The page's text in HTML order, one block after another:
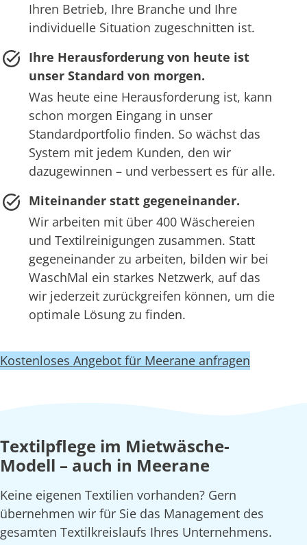
Ihren Betrieb, Ihre Branche und Ihre
individuelle Situation zugeschnitten ist.
Ihre Herausforderung von heute ist
unser Standard von morgen.
Was heute eine Herausforderung ist, kann
schon morgen Eingang in unser
Standardportfolio finden. So wächst das
System mit jedem Kunden, den wir
dazugewinnen – und verbessert es für alle.
Miteinander statt gegeneinander.
Wir arbeiten mit über 400 Wäschereien
und Textilreinigungen zusammen. Statt
gegeneinander zu arbeiten, bilden wir bei
WaschMal ein starkes Netzwerk, auf das
wir jederzeit zurückgreifen können, um die
optimale Lösung zu finden.
Kostenloses Angebot für Meerane anfragen
Textilpflege im Mietwäsche-
Modell – auch in Meerane
Keine eigenen Textilien vorhanden? Gern
übernehmen wir für Sie das Management des
gesamten Textilkreislaufs Ihres Unternehmens.